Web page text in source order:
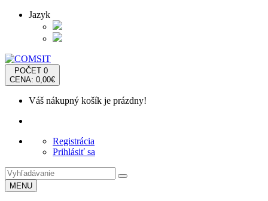
Jazyk
POČET 0
CENA: 0,00€
Váš nákupný košík je prázdny!
Registrácia
Prihlásiť sa
MENU